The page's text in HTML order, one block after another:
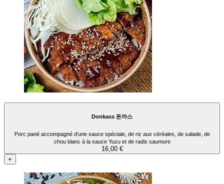
Donkass 돈까스
Porc pané accompagné d'une sauce spéciale, de riz aux céréales, de salade, de
chou blanc à la sauce Yuzu et de radis saumure
16,00 €
+